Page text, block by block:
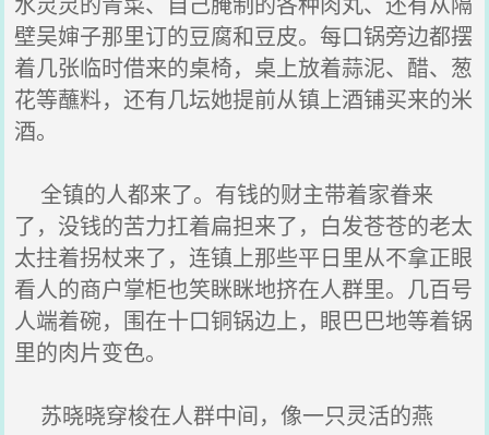
壁吴婶子那里订的豆腐和豆皮。每口锅旁边都摆
着几张临时借来的桌椅，桌上放着蒜泥、醋、葱
花等蘸料，还有几坛她提前从镇上酒铺买来的米
酒。
全镇的人都来了。有钱的财主带着家眷来
了，没钱的苦力扛着扁担来了，白发苍苍的老太
太拄着拐杖来了，连镇上那些平日里从不拿正眼
看人的商户掌柜也笑眯眯地挤在人群里。几百号
人端着碗，围在十口铜锅边上，眼巴巴地等着锅
里的肉片变色。
苏晓晓穿梭在人群中间，像一只灵活的燕